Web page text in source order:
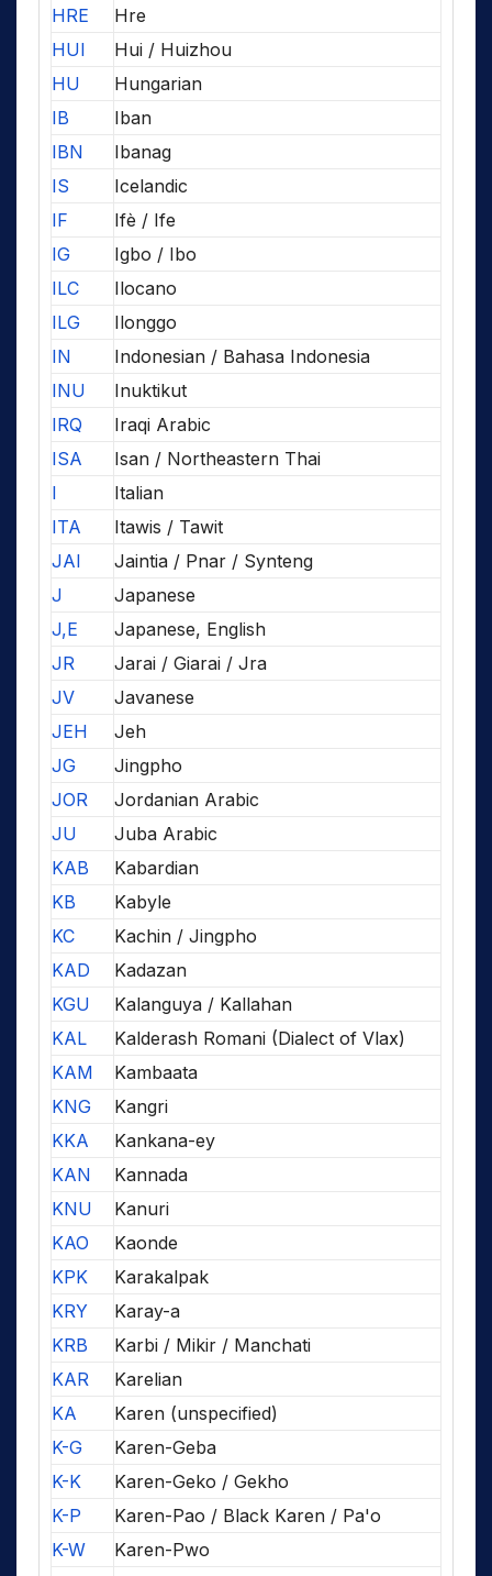
HRE
Hre
HUI
Hui / Huizhou
HU
Hungarian
IB
Iban
IBN
Ibanag
IS
Icelandic
IF
Ifè / Ife
IG
Igbo / Ibo
ILC
Ilocano
ILG
Ilonggo
IN
Indonesian / Bahasa Indonesia
INU
Inuktikut
IRQ
Iraqi Arabic
ISA
Isan / Northeastern Thai
I
Italian
ITA
Itawis / Tawit
JAI
Jaintia / Pnar / Synteng
J
Japanese
J,E
Japanese, English
JR
Jarai / Giarai / Jra
JV
Javanese
JEH
Jeh
JG
Jingpho
JOR
Jordanian Arabic
JU
Juba Arabic
KAB
Kabardian
KB
Kabyle
KC
Kachin / Jingpho
KAD
Kadazan
KGU
Kalanguya / Kallahan
KAL
Kalderash Romani (Dialect of Vlax)
KAM
Kambaata
KNG
Kangri
KKA
Kankana-ey
KAN
Kannada
KNU
Kanuri
KAO
Kaonde
KPK
Karakalpak
KRY
Karay-a
KRB
Karbi / Mikir / Manchati
KAR
Karelian
KA
Karen (unspecified)
K-G
Karen-Geba
K-K
Karen-Geko / Gekho
K-P
Karen-Pao / Black Karen / Pa'o
K-W
Karen-Pwo